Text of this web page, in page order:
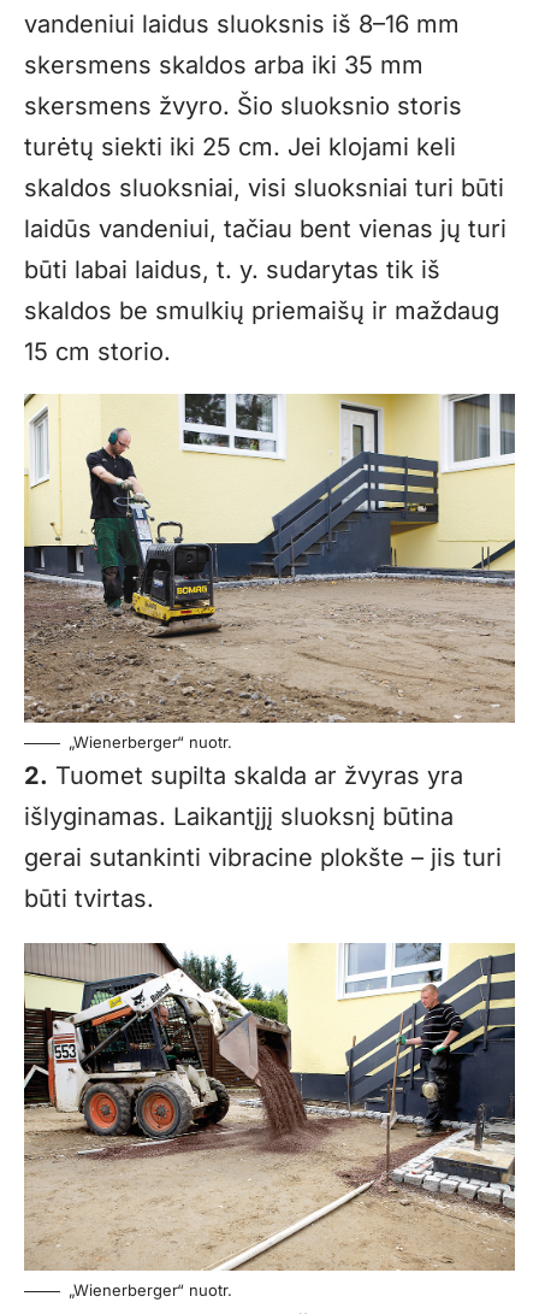
vandeniui laidus sluoksnis iš 8–16 mm
skersmens skaldos arba iki 35 mm
skersmens žvyro. Šio sluoksnio storis
turėtų siekti iki 25 cm. Jei klojami keli
skaldos sluoksniai, visi sluoksniai turi būti
laidūs vandeniui, tačiau bent vienas jų turi
būti labai laidus, t. y. sudarytas tik iš
skaldos be smulkių priemaišų ir maždaug
15 cm storio.
„Wienerberger“ nuotr.
2. Tuomet supilta skalda ar žvyras yra
išlyginamas. Laikantįjį sluoksnį būtina
gerai sutankinti vibracine plokšte – jis turi
būti tvirtas.
„Wienerberger“ nuotr.